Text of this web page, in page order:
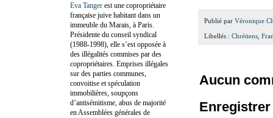
Publié par Véronique
Libellés : Chrétiens
Aucun
Eva Tanger est une copropriétaire
française juive habitant dans un
immeuble du Marais, à Paris.
Présidente du conseil syndical
(1988-1998), elle s’est opposée à
des illégalités commises par des
copropriétaires. Emprises illégales
sur des parties communes,
convoitise et spéculation
immobilières, soupçons
d’antisémitisme, abus de majorité
en Assemblées générales de